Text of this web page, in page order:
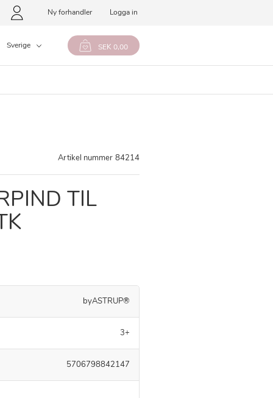
Ny forhandler Logga in
Sverige SEK 0,00
Artikel nummer 84214
TIL
byASTRUP®
3+
5706798842147